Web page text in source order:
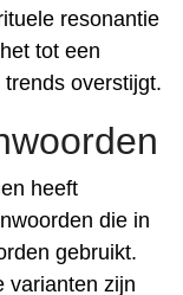
resonantie
tot een
overstijgt.
heeft
die in
gebruikt.
varianten zijn